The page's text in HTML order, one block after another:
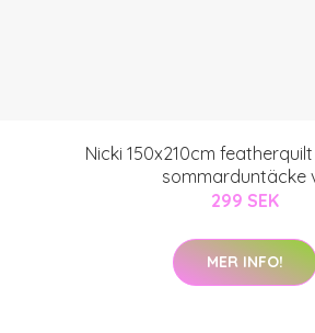
Nicki 150x210cm
sommarduntäcke
299 SEK
MER INFO!